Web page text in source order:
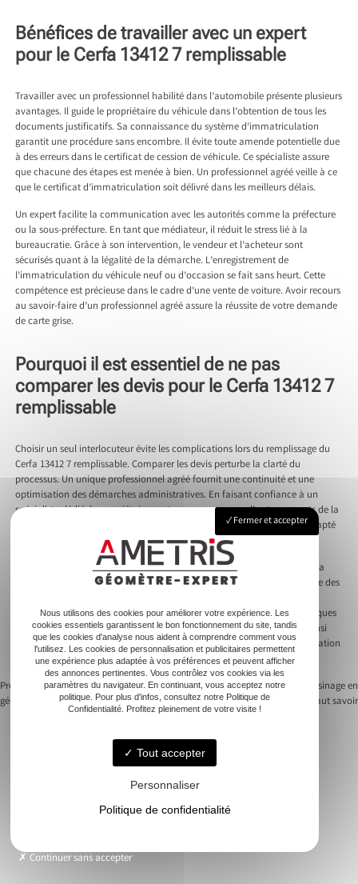
Bénéfices de travailler avec un expert
pour le Cerfa 13412 7 remplissable
Travailler avec un professionnel habilité dans l’automobile présente plusieurs
avantages. Il guide le propriétaire du véhicule dans l’obtention de tous les
documents justificatifs. Sa connaissance du système d’immatriculation
garantit une procédure sans encombre. Il évite toute amende potentielle due
à des erreurs dans le certificat de cession de véhicule. Ce spécialiste assure
que chacune des étapes est menée à bien. Un professionnel agréé veille à ce
que le certificat d’immatriculation soit délivré dans les meilleurs délais.
Un expert facilite la communication avec les autorités comme la préfecture
ou la sous-préfecture. En tant que médiateur, il réduit le stress lié à la
bureaucratie. Grâce à son intervention, le vendeur et l’acheteur sont
sécurisés quant à la légalité de la démarche. L’enregistrement de
l’immatriculation du véhicule neuf ou d’occasion se fait sans heurt. Cette
compétence est précieuse dans le cadre d’une vente de voiture. Avoir recours
au savoir-faire d’un professionnel agréé assure la réussite de votre demande
de carte grise.
Pourquoi il est essentiel de ne pas
comparer les devis pour le Cerfa 13412 7
remplissable
Choisir un seul interlocuteur évite les complications lors du remplissage du
Cerfa 13412 7 remplissable. Comparer les devis perturbe la clarté du
processus. Un unique professionnel agréé fournit une continuité et une
optimisation des démarches administratives. En faisant confiance à un
spécialiste dédié, le propriétaire peut se concentrer sur d’autres aspects de la
vente. Eviter la comparaison des prix garantit un service homogène, adapté
précisément aux besoins de votre cession.
Éviter de comparer les devis simplifie les processus d’immatriculation. La
clarté et l’efficacité de la transaction dépendent souvent de la cohérence des
professionnel, on bénéficie de solutions adaptées, réduisant ainsi les risques
d’anomalies dans le formulaire cerfa. L’acquéreur et le vendeur sont ainsi
protégés contre les erreurs administratives et les délais de mise en circulation
indésirables.
Navigation
Previous:
Comprendre les tarifs des
géomètres pour la mesure de terrain
Next:Règles de bon voisinage en
copropriété : ce qu’il faut savoir
Le cabinet
Urbanisme
Fermer et accepter
Nous utilisons des cookies pour améliorer votre expérience. Les
cookies essentiels garantissent le bon fonctionnement du site, tandis
que les cookies d'analyse nous aident à comprendre comment vous
l'utilisez. Les cookies de personnalisation et publicitaires permettent
une expérience plus adaptée à vos préférences et peuvent afficher
des annonces pertinentes. Vous contrôlez vos cookies via les
paramètres du navigateur. En continuant, vous acceptez notre
politique. Pour plus d'infos, consultez notre Politique de
Confidentialité. Profitez pleinement de votre visite !
Tout accepter
Personnaliser
Politique de confidentialité
Continuer sans accepter